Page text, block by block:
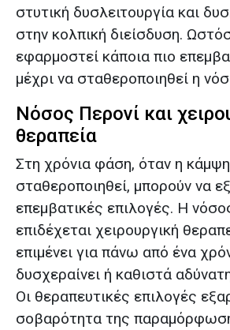
στυτική δυσλειτουργία και
στην κολπική διείσδυση.
εφαρμοστεί κάποια πιο
μέχρι να σταθεροποιηθεί η
Νόσος Περονί και
θεραπεία
Στη χρόνια φάση, όταν η
σταθεροποιηθεί, μπορούν να
επεμβατικές επιλογές. Η
επιδέχεται χειρουργική
επιμένει για πάνω από ένα
δυσχεραίνει ή καθιστά
Οι θεραπευτικές επιλογές
σοβαρότητα της